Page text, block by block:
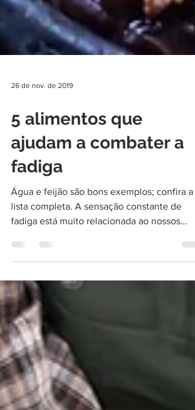
5 alimentos que
ajudam a combater a
fadiga
Água e feijão são bons exemplos; confira a
fadiga está muito relacionada ao nossos
hábitos do...